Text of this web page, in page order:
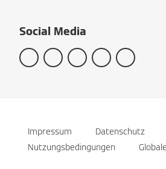
Social Media
Impressum Datenschutz
Nutzungsbedingungen